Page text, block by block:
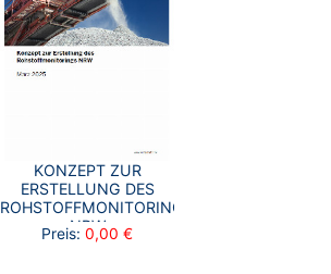
KONZEPT ZUR
ERSTELLUNG DES
ROHSTOFFMONITORINGS
NRW
Preis: 0,00 €